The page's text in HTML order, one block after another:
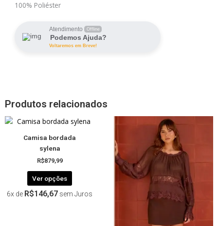
100% Poliéster
Atendimento Offline
Podemos Ajuda?
Voltaremos em Breve!
Produtos relacionados
Camisa bordada
sylena
R$879,99
Ver opções
Este
tem
As
opções
podem
6x de R$146,67 sem Juros
várias
variantes.
As
opções
podem
ser
escolhidas